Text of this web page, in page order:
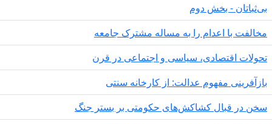
- بخش دوم
با اعدام را به مساله مشترک جامعه
اقتصادی، سیاسی و اجتماعی در قرن
مفهوم عدالت: از کارخانه سنتی
در قبال کشاکش‌های حکومتی بر بستر جنگ